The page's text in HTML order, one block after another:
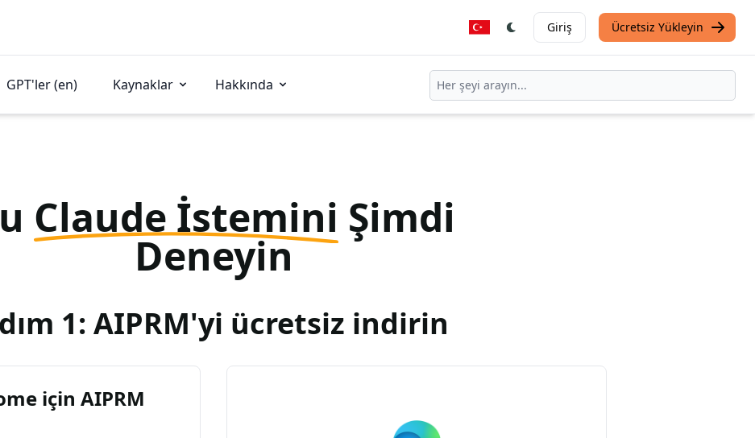
Giriş Ücretsiz Yükleyin
GPT'ler (en) Kaynaklar Hakkında
Claude İstemini Şimdi
Deneyin
1: AIPRM'yi ücretsiz indirin
için AIPRM